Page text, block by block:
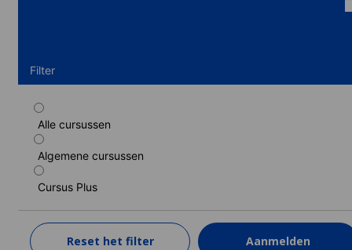
Filter
Alle cursussen
Algemene cursussen
Cursus Plus
Reset het filter Aanmelden
Standaard cursus
Duur: 1 - 52 weken
Niveaus: Absoluut beginner naar Volledige beheersing
LEER MEER